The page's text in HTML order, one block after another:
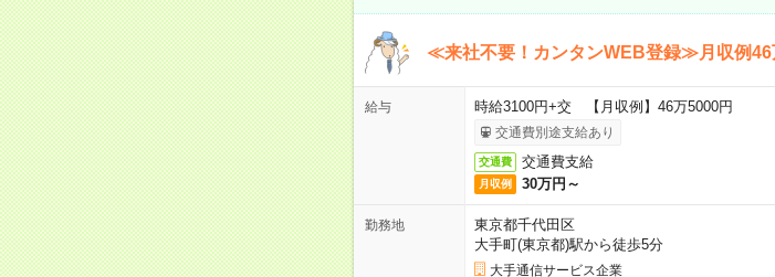
≪来社不要！カンタンWEB登録≫月収例46
給与 時給3100円+交 【月収例】46万5000円
交通費別途支給あり
交通費 交通費支給
月収例 30万円～
勤務地
東京都千代田区
大手町(東京都)駅から徒歩5分
大手通信サービス企業